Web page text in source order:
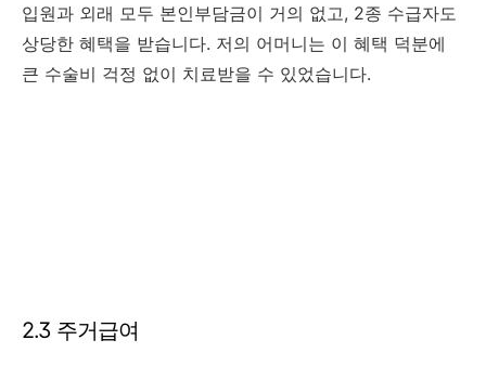
입원과 외래 모두 본인부담금이 거의 없고, 2종 수급자도
상당한 혜택을 받습니다. 저의 어머니는 이 혜택 덕분에
큰 수술비 걱정 없이 치료받을 수 있었습니다.
2.3 주거급여